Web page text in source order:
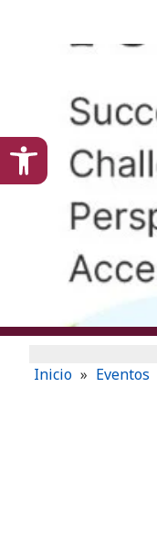
Inicio » Eventos
Open toolbar